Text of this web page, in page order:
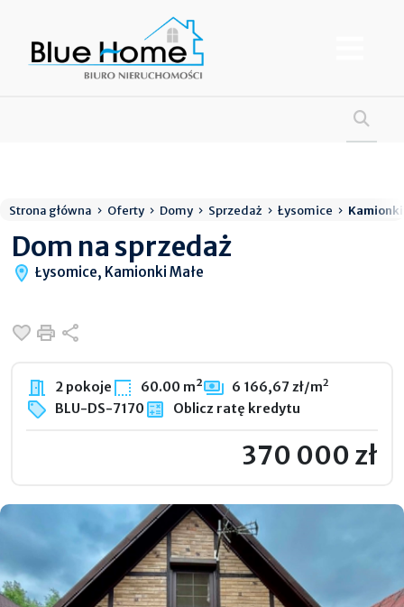
Strona główna Oferty Domy Sprzedaż Łysomice Kamionki
Dom na sprzedaż
Łysomice, Kamionki Małe
Dodaj do ulubionych
Drukuj
2 pokoje 60.00 m² 6 166,67 zł/m2
BLU-DS-7170 Oblicz ratę kredytu
370 000 zł